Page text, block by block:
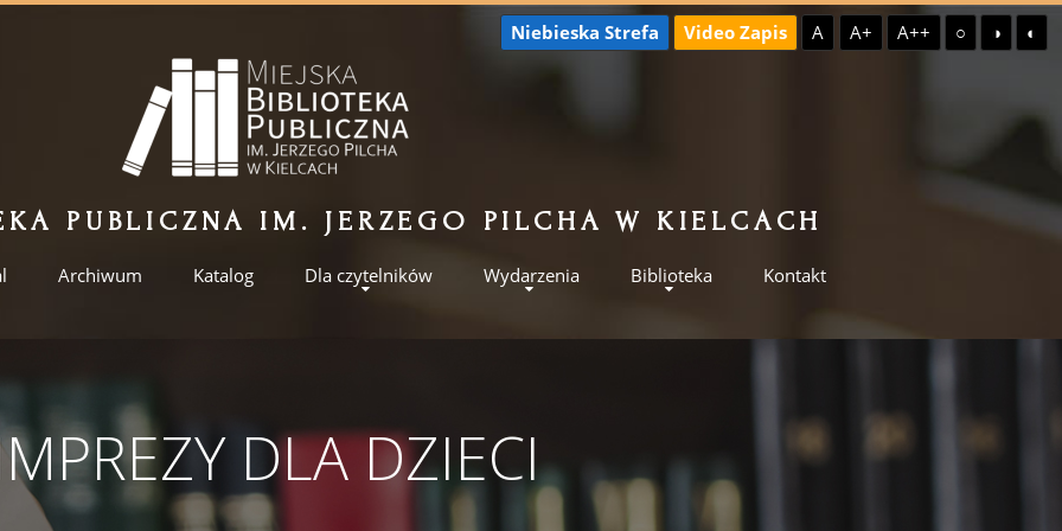
Niebieska Strefa Video Zapis A A+ A++ ○ ◑ ◐
PUBLICZNA IM. JERZEGO PILCHA W KIELCACH
Archiwum Katalog Dla czytelników Wydarzenia Biblioteka Kontakt
DLA DZIECI